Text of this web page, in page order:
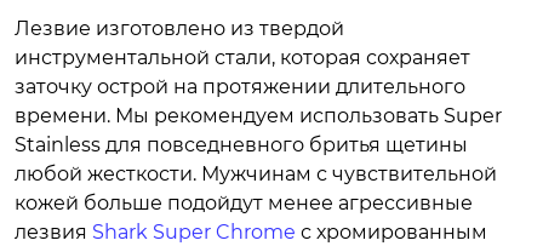
Лезвие изготовлено из твердой
инструментальной стали, которая сохраняет
заточку острой на протяжении длительного
времени. Мы рекомендуем использовать Super
Stainless для повседневного бритья щетины
любой жесткости. Мужчинам с чувствительной
кожей больше подойдут менее агрессивные
лезвия Shark Super Chrome с хромированным